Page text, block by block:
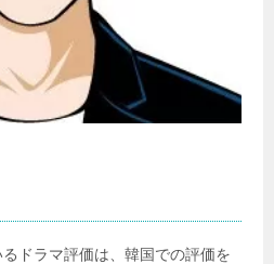
ドラマ評価は、韓国での評価を